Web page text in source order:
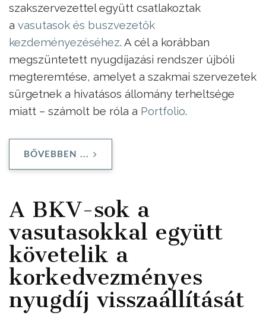
szakszervezettel együtt csatlakoztak
a vasutasok és buszvezetők
kezdeményezéséhez. A cél a korábban
megszüntetett nyugdíjazási rendszer újbóli
megteremtése, amelyet a szakmai szervezetek
sürgetnek a hivatásos állomány terheltsége
miatt – számolt be róla a Portfolio.
BŐVEBBEN ...
A BKV-sok a
vasutasokkal együtt
követelik a
korkedvezményes
nyugdíj visszaállítását